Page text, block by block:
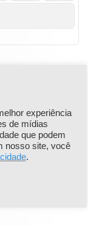
- 25 à 27
experiência
de mídias
que podem
nosso site, você
.